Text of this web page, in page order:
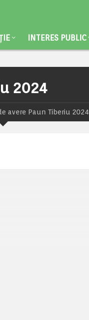
INTERES PUBLIC
2024
avere Paun Tiberiu 2024